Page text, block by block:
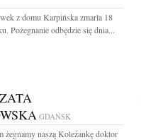
z domu Karpińska zmarła 18
Pożegnanie odbędzie się dnia...
GDAŃSK
żegnamy naszą Koleżankę doktor